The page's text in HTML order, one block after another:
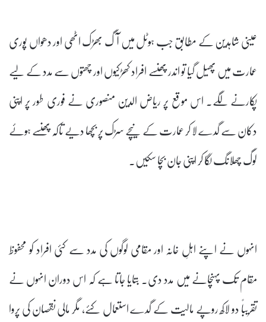
عینی شاہدین کے مطابق جب ہوٹل میں آگ بھڑک اٹھی اور دھواں پوری
عمارت میں پھیل گیا تو اندر پھنسے افراد کھڑکیوں اور چھتوں سے مدد کے لیے
پکارنے لگے۔ اس موقع پر ریاض الدین منصوری نے فوری طور پر اپنی
دکان سے گدے لا کر عمارت کے نیچے سڑک پر بچھا دیے تاکہ پھنسے ہوئے
لوگ چھلانگ لگا کر اپنی جان بچا سکیں۔
انہوں نے اپنے اہلِ خانہ اور مقامی لوگوں کی مدد سے کئی افراد کو محفوظ
مقام تک پہنچانے میں مدد دی۔ بتایا جاتا ہے کہ اس دوران انہوں نے
تقریباً دو لاکھ روپے مالیت کے گدے استعمال کئے، مگر مالی نقصان کی پروا